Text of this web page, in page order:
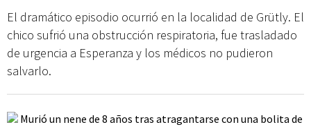
El dramático episodio ocurrió en la localidad de Grütly. El
chico sufrió una obstrucción respiratoria, fue trasladado
de urgencia a Esperanza y los médicos no pudieron
salvarlo.